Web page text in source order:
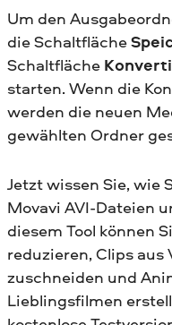
Um den
die Schaltfläche
Schaltfläche
starten. Wenn die
werden die neuen
gewählten Ordner
Jetzt wissen Sie, wie
Movavi AVI-Dateien
diesem Tool können
reduzieren, Clips aus
zuschneiden und
Lieblingsfilmen